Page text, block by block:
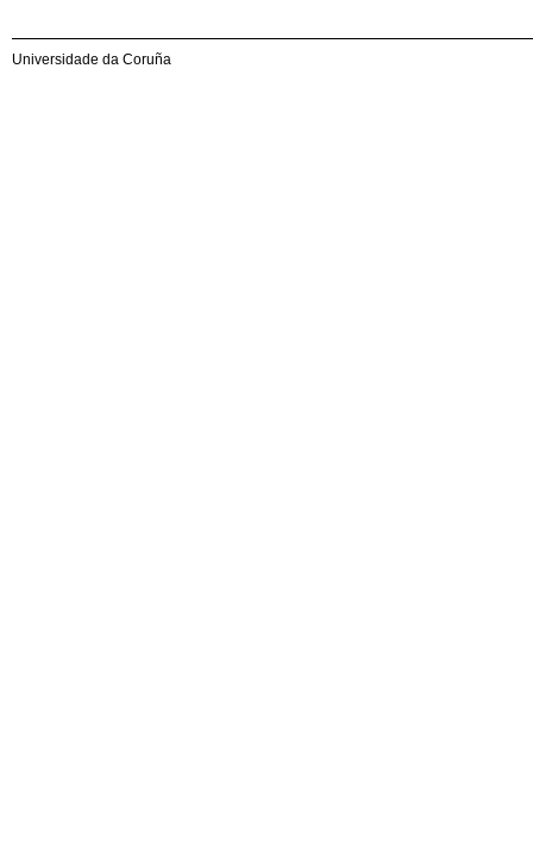
Universidade da Coruña